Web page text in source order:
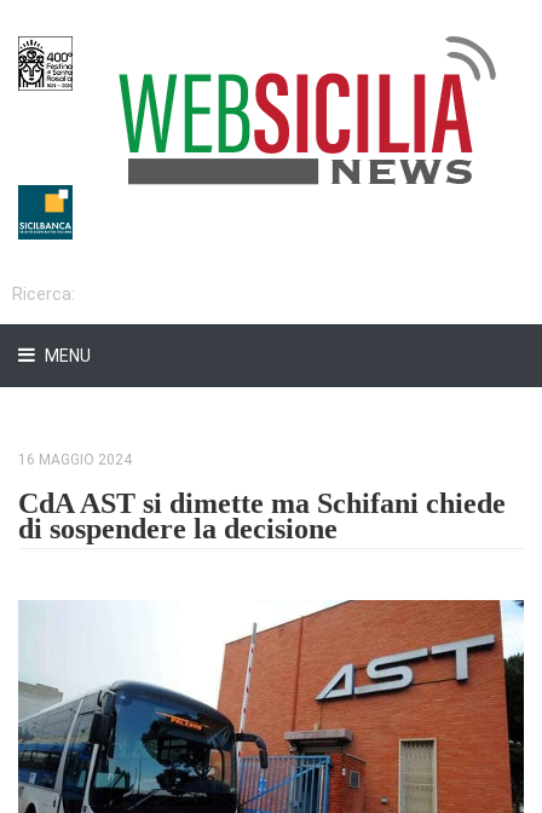
MENU
16 MAGGIO 2024
CdA AST si dimette ma Schifani chiede
di sospendere la decisione